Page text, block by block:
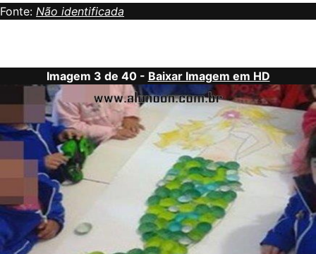
Fonte: Não identificada
Imagem 3 de 40 - Baixar Imagem em HD